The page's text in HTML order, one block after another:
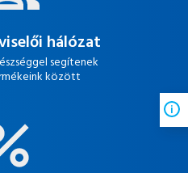
hálózat
segítenek
között